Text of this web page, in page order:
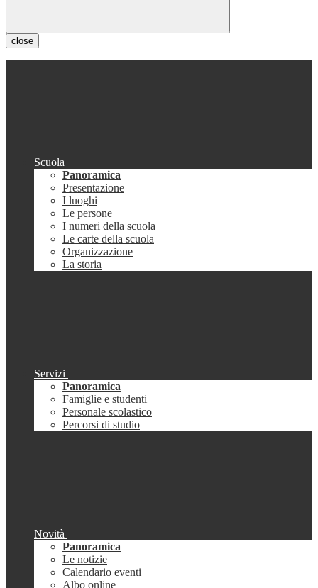
close
Scuola
Panoramica
Presentazione
I luoghi
Le persone
I numeri della scuola
Le carte della scuola
Organizzazione
La storia
Servizi
Panoramica
Famiglie e studenti
Personale scolastico
Percorsi di studio
Novità
Panoramica
Le notizie
Calendario eventi
Albo online